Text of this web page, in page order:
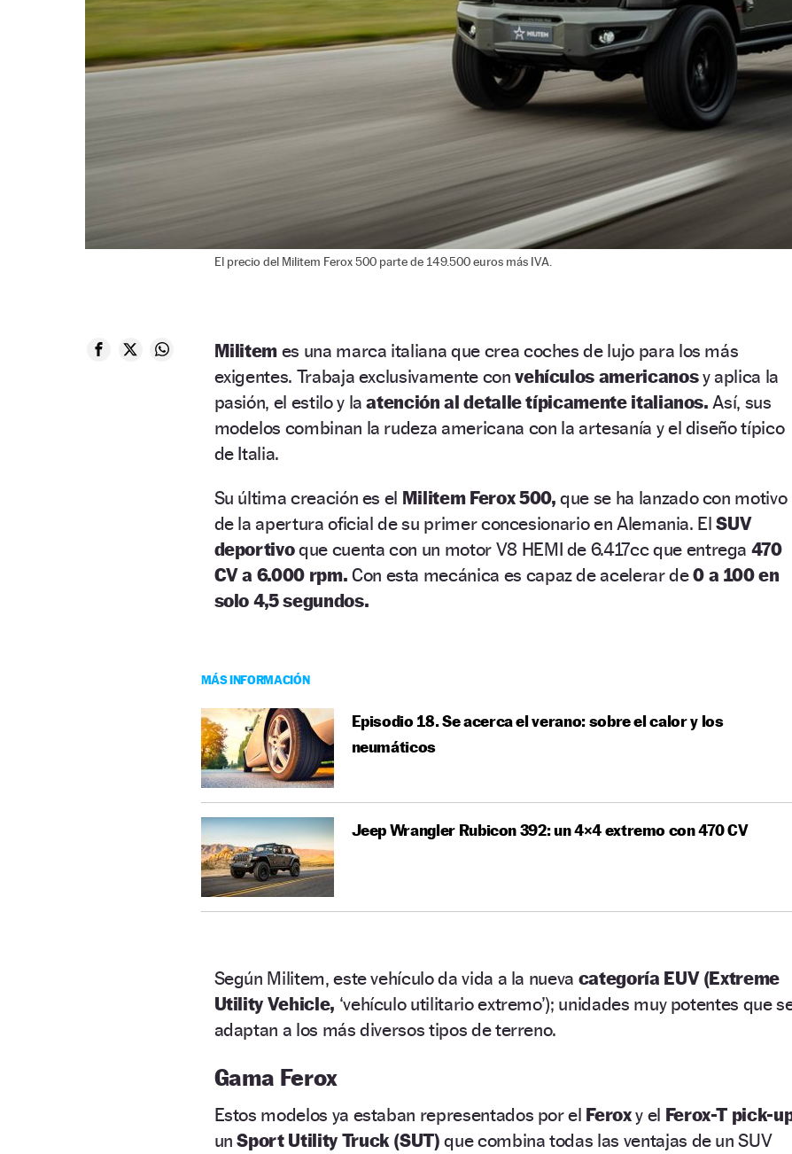
El precio del Militem Ferox 500 parte de 149.500 euros más IVA.
Militem es una marca italiana que crea coches de lujo para los más
exigentes. Trabaja exclusivamente convehículos americanosy aplica la
pasión, el estilo y laatención al detalle típicamente italianos. Así, sus
modelos combinan la rudeza americana con la artesanía y el diseño típico
de Italia.
Su última creación es el Militem Ferox 500, que se ha lanzado con motivo
de la apertura oficial de su primer concesionario en Alemania. ElSUV
deportivoque cuenta con un motor V8 HEMI de 6.417cc que entrega 470
CV a 6.000 rpm. Con esta mecánica es capaz de acelerar de0 a 100 en
solo 4,5 segundos.
MÁS INFORMACIÓN
Episodio 18. Se acerca el verano: sobre el calor y los
neumáticos
Jeep Wrangler Rubicon 392: un 4×4 extremo con 470 CV
Según Militem, este vehículo da vida a la nueva categoría EUV (Extreme
Utility Vehicle, ‘vehículo utilitario extremo’); unidades muy potentes que
adaptan a los más diversos tipos de terreno.
Gama Ferox
Estos modelos ya estaban representados por el Feroxy el Ferox-T pick-
unSport Utility Truck (SUT) que combina todas las ventajas de un SUV